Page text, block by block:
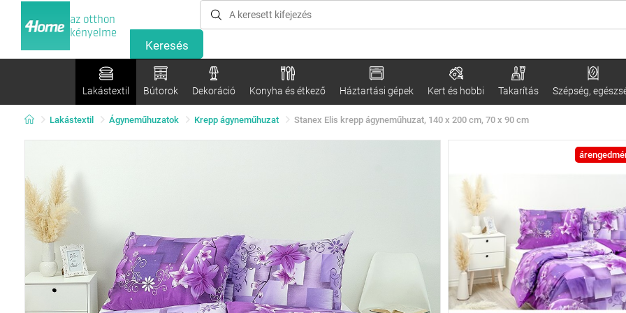
az otthon
kényelme
Lakástextil Bútorok Dekoráció Konyha és étkező Háztartási gépek Kert és hobbi Takarítás Szépség,
Lakástextil Ágyneműhuzatok Krepp ágyneműhuzat Stanex Elis krepp ágyneműhuzat, 140 x 200 cm, 70 x 90 cm